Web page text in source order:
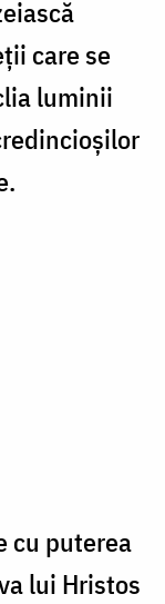
care se
luminii
cu puterea
lui Hristos